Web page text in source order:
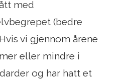
med
(bedre
vi gjennom årene
eller mindre i
og har hatt et